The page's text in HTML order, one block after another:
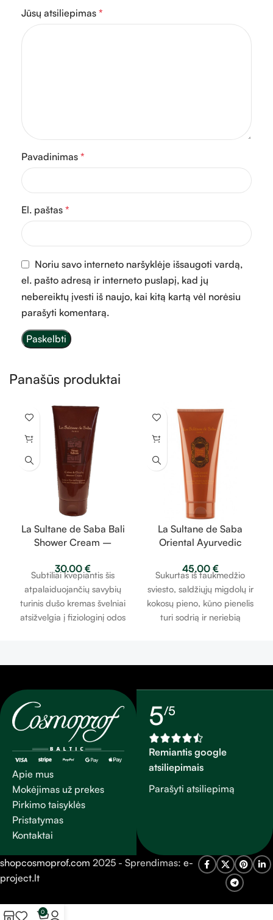
Jūsų atsiliepimas *
Pavadinimas *
El. paštas *
Noriu savo interneto naršyklėje išsaugoti vardą,
el. pašto adresą ir interneto puslapį, kad jų
nebereiktų įvesti iš naujo, kai kitą kartą vėl norėsiu
parašyti komentarą.
Panašūs produktai
La Sultane de Saba Bali
Shower Cream –
žiedai – dušo kremas
200ml
30.00€
Subtiliai kvepiantis šis
atpalaiduojančių savybių
turinis dušo kremas švelniai
atsižvelgia į fiziologinį odos
La Sultane de Saba
Oriental Ayurvedic
gintaras, vanilė, pačiulis
– kūno losjonas 200ml
45.00 €
Sukurtas iš taukmedžio
sviesto, saldžiųjų migdolų ir
kokosų pieno, kūno pienelis
turi sodrią ir neriebią
kūno, ir krūtinės. Taip pat
Apie mus
Mokėjimas už prekes
Pirkimo taisyklės
Pristatymas
Kontaktai
5/5
Remiantis google
atsiliepimais
Parašyti atsiliepimą
shopcosmoprof.com 2025 - Sprendimas: e-
project.lt
0